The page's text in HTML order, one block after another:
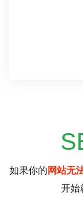
如果你的 网站无
开始